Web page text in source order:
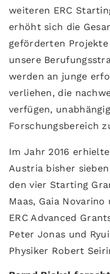
weiteren ERC
erhöht sich die
geförderten
unsere
werden an junge
verliehen, die
verfügen,
Forschungsbereich
Im Jahr 2016
Austria bisher
den vier Starting
Maas, Gaia
ERC Advanced
Peter Jonas und
Physiker Robert